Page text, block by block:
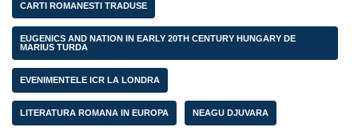
CARTI ROMANESTI TRADUSE
EUGENICS AND NATION IN EARLY 20TH CENTURY HUNGARY DE
MARIUS TURDA
EVENIMENTELE ICR LA LONDRA
LITERATURA ROMANA IN EUROPA NEAGU DJUVARA